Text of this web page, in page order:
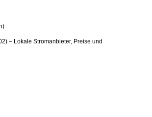
– Lokale Stromanbieter, Preise und